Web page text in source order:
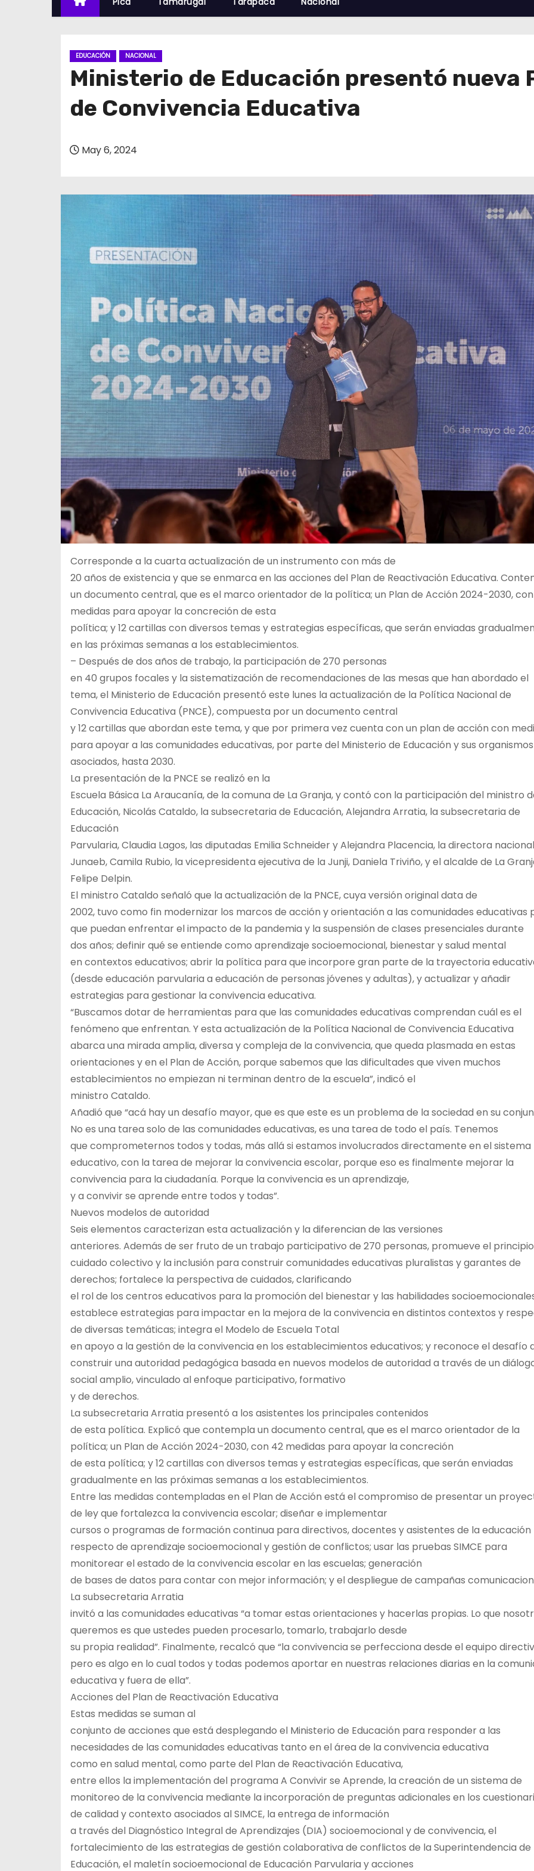
EDUCACIÓN NACIONAL
Ministerio de Educación presentó nueva
de Convivencia Educativa
May 6, 2024
Corresponde a la cuarta actualización de un instrumento con más de
20 años de existencia y que se enmarca en las acciones del Plan de Reactivación Educativa.
un documento central, que es el marco orientador de la política; un Plan de Acción 2024-2030,
medidas para apoyar la concreción de esta
política; y 12 cartillas con diversos temas y estrategias específicas, que serán enviadas
en las próximas semanas a los establecimientos.
– Después de dos años de trabajo, la participación de 270 personas
en 40 grupos focales y la sistematización de recomendaciones de las mesas que han abordado el
tema, el Ministerio de Educación presentó este lunes la actualización de la Política Nacional de
Convivencia Educativa (PNCE), compuesta por un documento central
y 12 cartillas que abordan este tema, y que por primera vez cuenta con un plan de acción con
para apoyar a las comunidades educativas, por parte del Ministerio de Educación y sus organismos
asociados, hasta 2030.
La presentación de la PNCE se realizó en la
Escuela Básica La Araucanía, de la comuna de La Granja, y contó con la participación del ministro
Educación, Nicolás Cataldo, la subsecretaria de Educación, Alejandra Arratia, la subsecretaria de
Educación
Parvularia, Claudia Lagos, las diputadas Emilia Schneider y Alejandra Placencia, la directora
Junaeb, Camila Rubio, la vicepresidenta ejecutiva de la Junji, Daniela Triviño, y el alcalde de La
Felipe Delpin.
El ministro Cataldo señaló que la actualización de la PNCE, cuya versión original data de
2002, tuvo como fin modernizar los marcos de acción y orientación a las comunidades educativas
que puedan enfrentar el impacto de la pandemia y la suspensión de clases presenciales durante
dos años; definir qué se entiende como aprendizaje socioemocional, bienestar y salud mental
en contextos educativos; abrir la política para que incorpore gran parte de la trayectoria
(desde educación parvularia a educación de personas jóvenes y adultas), y actualizar y añadir
estrategias para gestionar la convivencia educativa.
“Buscamos dotar de herramientas para que las comunidades educativas comprendan cuál es el
fenómeno que enfrentan. Y esta actualización de la Política Nacional de Convivencia Educativa
abarca una mirada amplia, diversa y compleja de la convivencia, que queda plasmada en estas
orientaciones y en el Plan de Acción, porque sabemos que las dificultades que viven muchos
establecimientos no empiezan ni terminan dentro de la escuela”, indicó el
ministro Cataldo.
Añadió que “acá hay un desafío mayor, que es que este es un problema de la sociedad en su
No es una tarea solo de las comunidades educativas, es una tarea de todo el país. Tenemos
que comprometernos todos y todas, más allá si estamos involucrados directamente en el sistema
educativo, con la tarea de mejorar la convivencia escolar, porque eso es finalmente mejorar la
convivencia para la ciudadanía. Porque la convivencia es un aprendizaje,
y a convivir se aprende entre todos y todas”.
Nuevos modelos de autoridad
Seis elementos caracterizan esta actualización y la diferencian de las versiones
anteriores. Además de ser fruto de un trabajo participativo de 270 personas, promueve el
cuidado colectivo y la inclusión para construir comunidades educativas pluralistas y garantes de
derechos; fortalece la perspectiva de cuidados, clarificando
el rol de los centros educativos para la promoción del bienestar y las habilidades
establece estrategias para impactar en la mejora de la convivencia en distintos contextos y
de diversas temáticas; integra el Modelo de Escuela Total
en apoyo a la gestión de la convivencia en los establecimientos educativos; y reconoce el desafío
construir una autoridad pedagógica basada en nuevos modelos de autoridad a través de un
social amplio, vinculado al enfoque participativo, formativo
y de derechos.
La subsecretaria Arratia presentó a los asistentes los principales contenidos
de esta política. Explicó que contempla un documento central, que es el marco orientador de la
política; un Plan de Acción 2024-2030, con 42 medidas para apoyar la concreción
de esta política; y 12 cartillas con diversos temas y estrategias específicas, que serán enviadas
gradualmente en las próximas semanas a los establecimientos.
Entre las medidas contempladas en el Plan de Acción está el compromiso de presentar un
de ley que fortalezca la convivencia escolar; diseñar e implementar
cursos o programas de formación continua para directivos, docentes y asistentes de la educación
respecto de aprendizaje socioemocional y gestión de conflictos; usar las pruebas SIMCE para
monitorear el estado de la convivencia escolar en las escuelas; generación
de bases de datos para contar con mejor información; y el despliegue de campañas
La subsecretaria Arratia
invitó a las comunidades educativas “a tomar estas orientaciones y hacerlas propias. Lo que
queremos es que ustedes pueden procesarlo, tomarlo, trabajarlo desde
su propia realidad”. Finalmente, recalcó que “la convivencia se perfecciona desde el equipo
pero es algo en lo cual todos y todas podemos aportar en nuestras relaciones diarias en la
educativa y fuera de ella”.
Acciones del Plan de Reactivación Educativa
Estas medidas se suman al
conjunto de acciones que está desplegando el Ministerio de Educación para responder a las
necesidades de las comunidades educativas tanto en el área de la convivencia educativa
como en salud mental, como parte del Plan de Reactivación Educativa,
entre ellos la implementación del programa A Convivir se Aprende, la creación de un sistema de
monitoreo de la convivencia mediante la incorporación de preguntas adicionales en los
de calidad y contexto asociados al SIMCE, la entrega de información
a través del Diagnóstico Integral de Aprendizajes (DIA) socioemocional y de convivencia, el
fortalecimiento de las estrategias de gestión colaborativa de conflictos de la Superintendencia de
Educación, el maletín socioemocional de Educación Parvularia y acciones